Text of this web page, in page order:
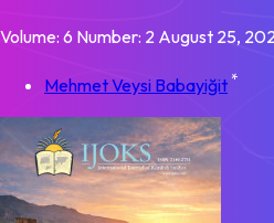
Volume: 6 Number: 2 August 25,
Mehmet Veysi Babayiğit *